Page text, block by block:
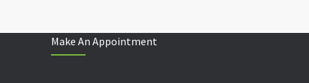
Make An Appointment